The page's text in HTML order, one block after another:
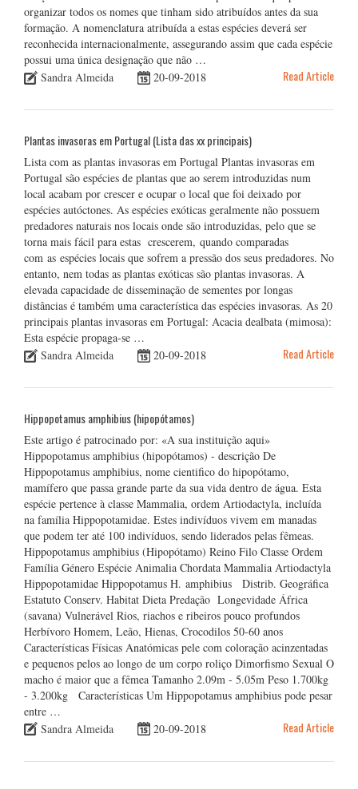
organizar todos os nomes que tinham sido atribuídos antes da sua
formação. A nomenclatura atribuída a estas espécies deverá ser
reconhecida internacionalmente, assegurando assim que cada espécie
possui uma única designação que não …
Sandra Almeida
20-09-2018 Read Article
Plantas invasoras em Portugal (Lista das xx principais)
Lista com as plantas invasoras em Portugal Plantas invasoras em
Portugal são espécies de plantas que ao serem introduzidas num
local acabam por crescer e ocupar o local que foi deixado por
espécies autóctones. As espécies exóticas geralmente não possuem
predadores naturais nos locais onde são introduzidas, pelo que se
torna mais fácil para estas crescerem, quando comparadas
com as espécies locais que sofrem a pressão dos seus predadores. No
entanto, nem todas as plantas exóticas são plantas invasoras. A
elevada capacidade de disseminação de sementes por longas
distâncias é também uma característica das espécies invasoras. As 20
principais plantas invasoras em Portugal: Acacia dealbata (mimosa):
Esta espécie propaga-se …
Sandra Almeida
20-09-2018 Read Article
Hippopotamus amphibius (hipopótamos)
Este artigo é patrocinado por: «A sua instituição aqui»
Hippopotamus amphibius (hipopótamos) - descrição De
Hippopotamus amphibius, nome cientifico do hipopótamo,
mamífero que passa grande parte da sua vida dentro de água. Esta
espécie pertence à classe Mammalia, ordem Artiodactyla, incluída
na família Hippopotamidae. Estes indivíduos vivem em manadas
que podem ter até 100 indivíduos, sendo liderados pelas fêmeas.
Hippopotamus amphibius (Hipopótamo) Reino Filo Classe Ordem
Família Género Espécie Animalia Chordata Mammalia Artiodactyla
Hippopotamidae Hippopotamus H. amphibius Distrib. Geográfica
Estatuto Conserv. Habitat Dieta Predação Longevidade África
(savana) Vulnerável Rios, riachos e ribeiros pouco profundos
Herbívoro Homem, Leão, Hienas, Crocodilos 50-60 anos
Características Físicas Anatómicas pele com coloração acinzentadas
e pequenos pelos ao longo de um corpo roliço Dimorfismo Sexual O
macho é maior que a fêmea Tamanho 2.09m - 5.05m Peso 1.700kg
- 3.200kg Características Um Hippopotamus amphibius pode pesar
entre …
Sandra Almeida
20-09-2018 Read Article